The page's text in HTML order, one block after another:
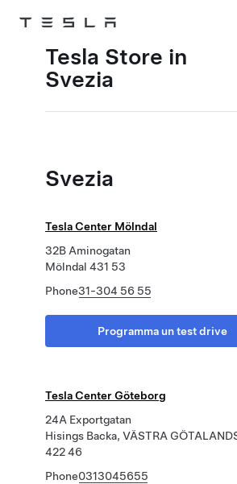
Tesla
Tesla Store in
Svezia
Svezia
Tesla Center Mölndal
32B Aminogatan
Mölndal 431 53
Phone31-304 56 55
Programma un test drive
Tesla Center Göteborg
24A Exportgatan
Hisings Backa, VÄSTRA
422 46
Phone0313045655